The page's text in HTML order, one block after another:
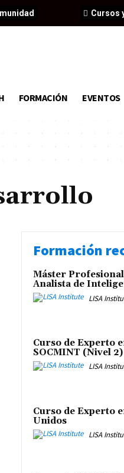
Cursos
FORMACIÓN EVENTOS
Formación
Máster
Analista de
LISA
Curso de Experto
SOCMINT (Nivel 2)
LISA
Curso de Experto
Unidos
LISA